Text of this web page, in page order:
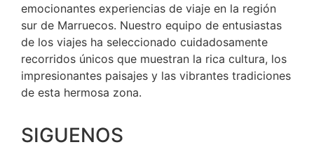
emocionantes experiencias de viaje en la región
sur de Marruecos. Nuestro equipo de entusiastas
de los viajes ha seleccionado cuidadosamente
recorridos únicos que muestran la rica cultura, los
impresionantes paisajes y las vibrantes tradiciones
de esta hermosa zona.
SIGUENOS